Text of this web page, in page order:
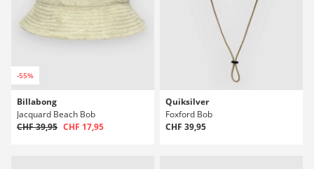
-55%
Billabong
Jacquard Beach Bob
CHF 39,95 CHF 17,95
Quiksilver
Foxford Bob
CHF 39,95